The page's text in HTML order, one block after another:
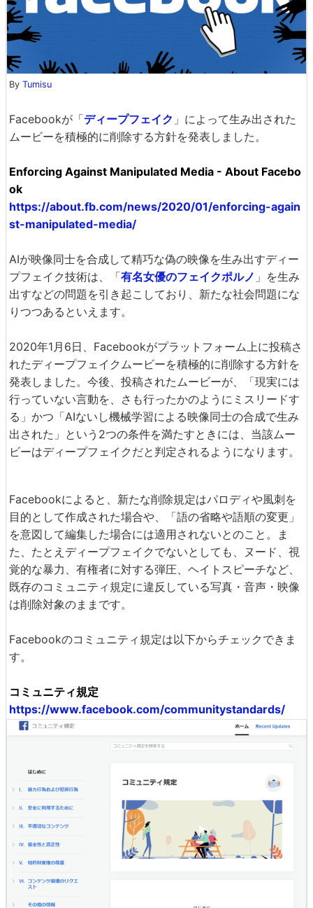
By Tumisu
Facebookが「ディープフェイク 」によって生み出された
ムービーを積極的に削除する方針を発表しました。
Enforcing Against Manipulated Media - About Facebo
ok
https://about.fb.com/news/2020/01/enforcing-again
st-manipulated-media/
AIが映像同士を合成して精巧な偽の映像を生み出すディー
プフェイク技術は、「有名女優のフェイクポルノ 」を生み
出すなどの問題を引き起こしており、新たな社会問題にな
りつつあるといえます。
2020年1月6日、Facebookがプラットフォーム上に投稿さ
れたディープフェイクムービーを積極的に削除する方針を
発表しました。今後、投稿されたムービーが、「現実には
行っていない言動を、さも行ったかのようにミスリードす
る」かつ「AIないし機械学習による映像同士の合成で生み
出された」という2つの条件を満たすときには、当該ムー
ビーはディープフェイクだと判定されるようになります。
Facebookによると、新たな削除規定はパロディや風刺を
目的として作成された場合や、「語の省略や語順の変更」
を意図して編集した場合には適用されないとのこと。ま
た、たとえディープフェイクでないとしても、ヌード、視
覚的な暴力、有権者に対する弾圧、ヘイトスピーチなど、
既存のコミュニティ規定に違反している写真・音声・映像
は削除対象のままです。
Facebookのコミュニティ規定は以下からチェックできま
す。
コミュニティ規定
https://www.facebook.com/communitystandards/